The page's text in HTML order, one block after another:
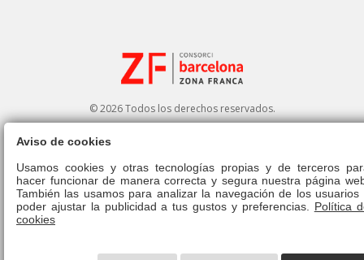
© 2026 Todos los derechos reservados.
Aviso legal|Política de privacidad|Política de cookies|Canal ético|
Derecho de admisión|Normativa
Aviso de cookies
Usamos cookies y otras tecnologías propias y de terceros
hacer funcionar de manera correcta y segura nuestra página
También las usamos para analizar la navegación de los usuarios
poder ajustar la publicidad a tus gustos y preferencias. Política
cookies